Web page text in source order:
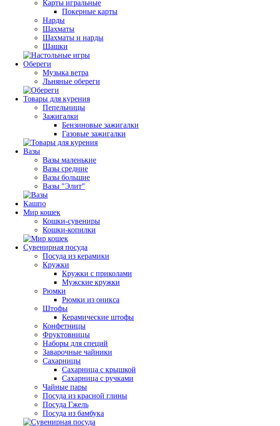
Карты игральные
Покерные карты
Нарды
Шахматы
Шахматы и нарды
Шашки
Обереги
Музыка ветра
Льняные обереги
Товары для курения
Пепельницы
Зажигалки
Бензиновые зажигалки
Газовые зажигалки
Вазы
Вазы маленькие
Вазы средние
Вазы большие
Вазы "Элит"
Кашпо
Мир кошек
Кошки-сувениры
Кошки-копилки
Сувенирная посуда
Посуда из керамики
Кружки
Кружки с приколами
Мужские кружки
Рюмки
Рюмки из оникса
Штофы
Керамические штофы
Конфетницы
Фруктовницы
Наборы для специй
Заварочные чайники
Сахарницы
Сахарница с крышкой
Сахарница с ручками
Чайные пары
Посуда из красной глины
Посуда Гжель
Посуда из бамбука